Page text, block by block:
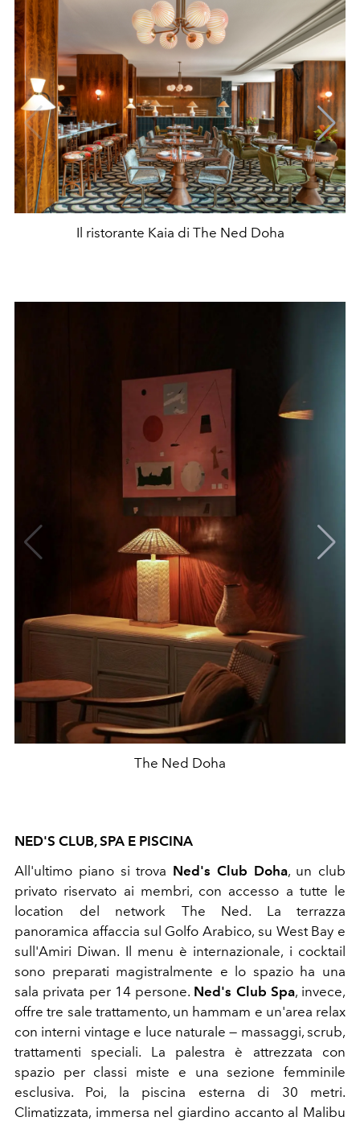
Il ristorante Kaia di The Ned Doha
The Ned Doha
NED'S CLUB, SPA E PISCINA
All'ultimo piano si trova Ned's Club Doha, un club
privato riservato ai membri, con accesso a tutte le
location del network The Ned. La terrazza
panoramica affaccia sul Golfo Arabico, su West Bay e
sull'Amiri Diwan. Il menu è internazionale, i cocktail
sono preparati magistralmente e lo spazio ha una
sala privata per 14 persone. Ned's Club Spa, invece,
offre tre sale trattamento, un hammam e un'area relax
con interni vintage e luce naturale — massaggi, scrub,
trattamenti speciali. La palestra è attrezzata con
spazio per classi miste e una sezione femminile
esclusiva. Poi, la piscina esterna di 30 metri.
Climatizzata, immersa nel giardino accanto al Malibu